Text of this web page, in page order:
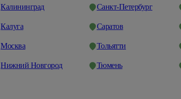
Калининград
Калуга
Москва
Нижний Новгород
Санкт-Петербург
Саратов
Тольятти
Тюмень